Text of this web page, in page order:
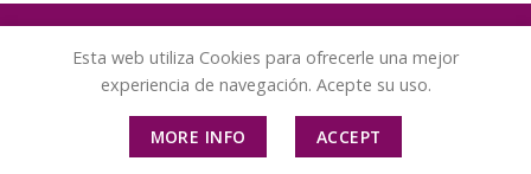
PAGO SEGURO
TÉRMINOS Y CONDICIONES DE USO
Copyright 2026 © BIO MAKEUP - España
Esta web utiliza Cookies para ofrecerle una mejor
experiencia de navegación. Acepte su uso.
MORE INFO ACCEPT